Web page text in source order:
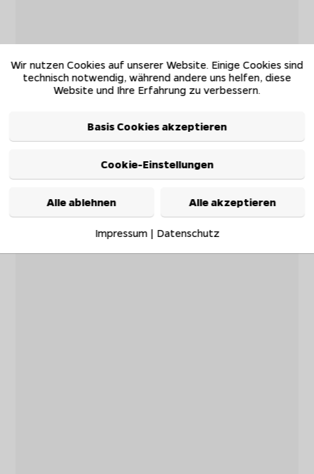
Wir nutzen Cookies auf unserer Website. Einige Cookies sind
technisch notwendig, während andere uns helfen, diese
Website und Ihre Erfahrung zu verbessern.
Basis Cookies akzeptieren
Cookie-Einstellungen
Alle ablehnen Alle akzeptieren
Impressum| Datenschutz